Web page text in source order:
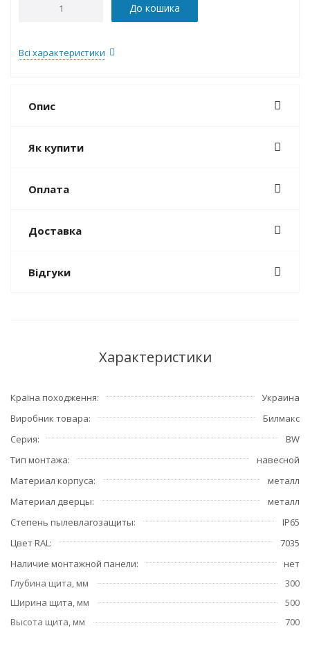
До кошика
Всі характеристики
Опис
Як купити
Оплата
Доставка
Відгуки
Характеристики
Країна походження
Украина
Виробник товара
Билмакс
Серия
BW
Тип монтажа
навесной
Материал корпуса
металл
Материал дверцы
металл
Степень пылевлагозащиты
IP65
Цвет RAL
7035
Наличие монтажной панели
нет
Глубина щита, мм
300
Ширина щита, мм
500
Высота щита, мм
700